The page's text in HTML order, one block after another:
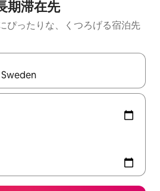
期滞在先
ぴったりな、くつろげる宿泊先
、上下の矢印キーを使って移動するか